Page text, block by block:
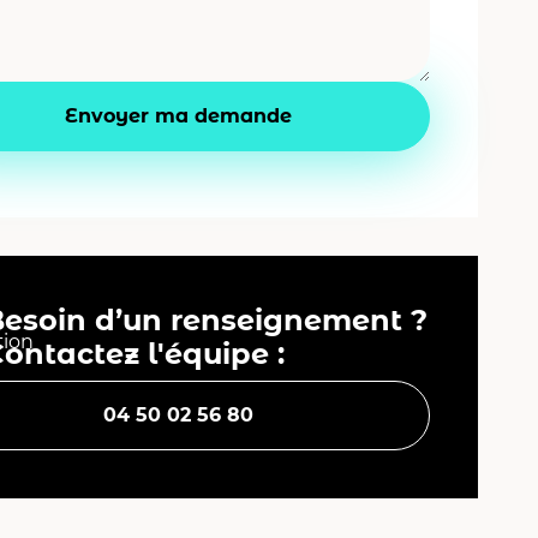
d’un renseignement ?
l'équipe :
04 50 02 56 80